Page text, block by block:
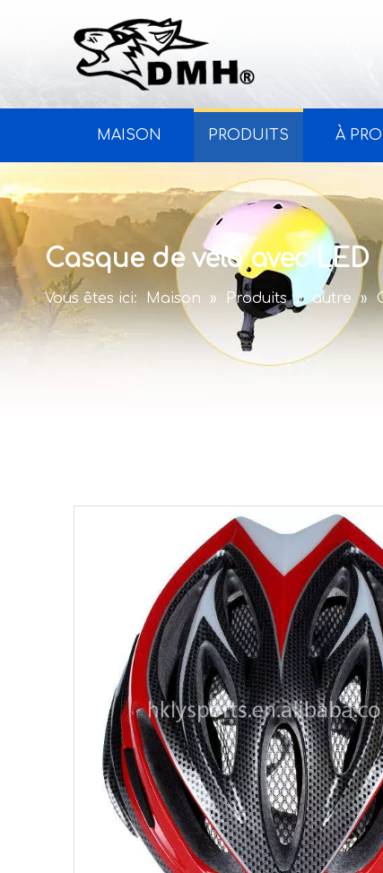
MAISON PRODUITS À
Casque de vélo avec LED
Vous êtes ici: Maison » Produits » autre »